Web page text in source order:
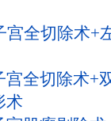
全切除术+
全切除术+
术